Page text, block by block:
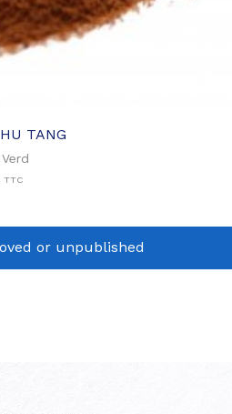
TANG
TTC
or unpublished